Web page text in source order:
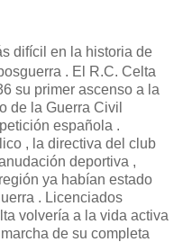
difícil en la historia de
. El R.C. Celta
su primer ascenso a la
de la Guerra Civil
española .
, la directiva del club
deportiva ,
ya habían estado
. Licenciados
volvería a la vida activa
de su completa